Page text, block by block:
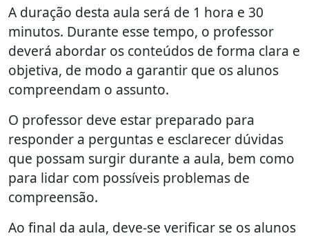
A duração desta aula será de 1 hora e 30
minutos. Durante esse tempo, o professor
deverá abordar os conteúdos de forma clara e
objetiva, de modo a garantir que os alunos
compreendam o assunto.
O professor deve estar preparado para
responder a perguntas e esclarecer dúvidas
que possam surgir durante a aula, bem como
para lidar com possíveis problemas de
compreensão.
Ao final da aula, deve-se verificar se os alunos